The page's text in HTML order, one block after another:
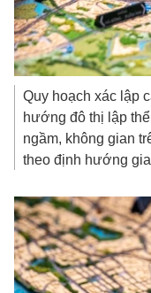
Quy hoạch xác lập
hướng đô thị lập
ngầm, không gian
theo định hướng